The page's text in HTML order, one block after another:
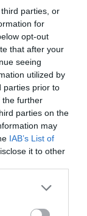
parties, or
for
opt-out
that after your
seeing
utilized by
parties prior to
the further
parties on the
may
IAB’s List of
it to other
more Google
may click to
nyugdíjuk
jön a